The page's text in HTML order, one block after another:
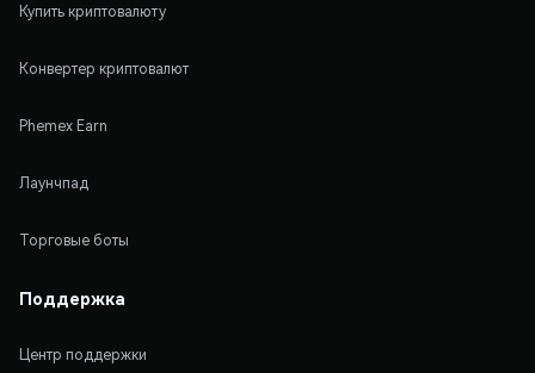
Купить криптовалюту
Конвертер криптовалют
Phemex Earn
Лаунчпад
Торговые боты
Поддержка
Центр поддержки